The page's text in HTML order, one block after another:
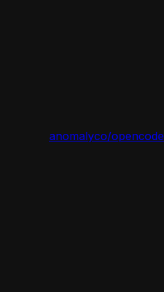
anomalyco/opencode